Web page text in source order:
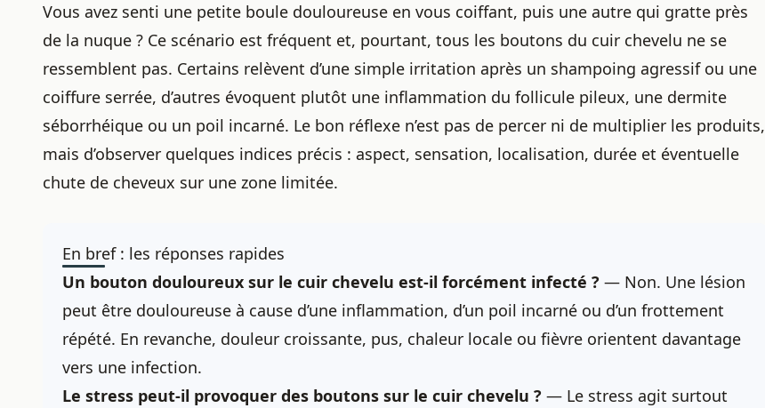
Vous avez senti une petite boule douloureuse en vous coiffant, puis une autre qui gratte près
de la nuque ? Ce scénario est fréquent et, pourtant, tous les boutons du cuir chevelu ne se
ressemblent pas. Certains relèvent d’une simple irritation après un shampoing agressif ou une
coiffure serrée, d’autres évoquent plutôt une inflammation du follicule pileux, une dermite
séborrhéique ou un poil incarné. Le bon réflexe n’est pas de percer ni de multiplier les produits,
mais d’observer quelques indices précis : aspect, sensation, localisation, durée et éventuelle
chute de cheveux sur une zone limitée.
En bref : les réponses rapides
Un bouton douloureux sur le cuir chevelu est-il forcément infecté ? — Non. Une lésion
peut être douloureuse à cause d’une inflammation, d’un poil incarné ou d’un frottement
répété. En revanche, douleur croissante, pus, chaleur locale ou fièvre orientent davantage
vers une infection.
Le stress peut-il provoquer des boutons sur le cuir chevelu ? — Le stress agit surtout